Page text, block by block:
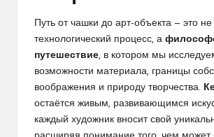
Путь от чашки до арт-объекта — это
технологический процесс, а
путешествие, в котором мы
возможности материала, границы
воображения и природу творчества.
остаётся живым, развивающимся
каждый художник вносит свой